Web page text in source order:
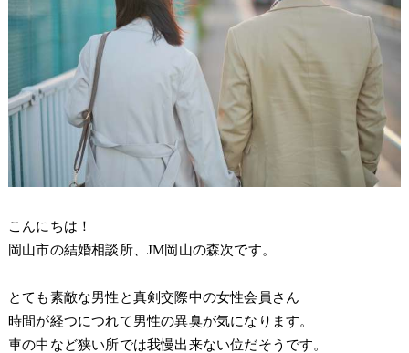
こんにちは！
岡山市の結婚相談所、JM岡山の森次です。
とても素敵な男性と真剣交際中の女性会員さん
時間が経つにつれて男性の異臭が気になります。
車の中など狭い所では我慢出来ない位だそうです。